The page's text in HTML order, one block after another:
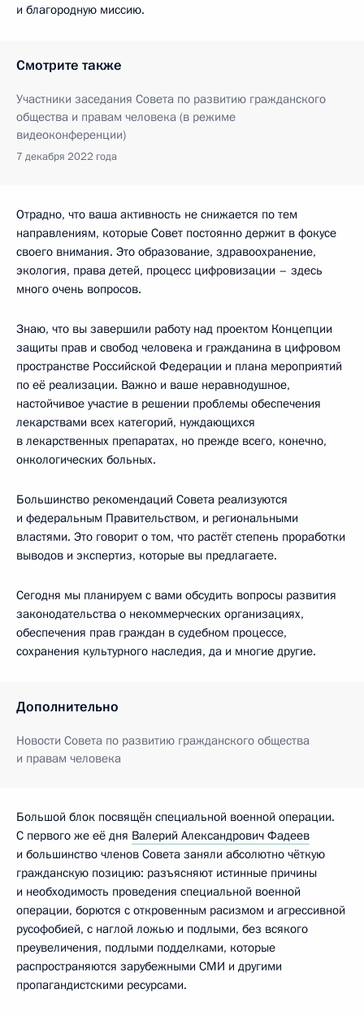
и благородную миссию.
Смотрите также
Участники заседания Совета по развитию гражданского
общества и правам человека (в режиме
видеоконференции)
7 декабря 2022 года
Отрадно, что ваша активность не снижается по тем
направлениям, которые Совет постоянно держит в фокусе
своего внимания. Это образование, здравоохранение,
экология, права детей, процесс цифровизации – здесь
много очень вопросов.
Знаю, что вы завершили работу над проектом Концепции
защиты прав и свобод человека и гражданина в цифровом
пространстве Российской Федерации и плана мероприятий
по её реализации. Важно и ваше неравнодушное,
настойчивое участие в решении проблемы обеспечения
лекарствами всех категорий, нуждающихся
в лекарственных препаратах, но прежде всего, конечно,
онкологических больных.
Большинство рекомендаций Совета реализуются
и федеральным Правительством, и региональными
властями. Это говорит о том, что растёт степень проработки
выводов и экспертиз, которые вы предлагаете.
Сегодня мы планируем с вами обсудить вопросы развития
законодательства о некоммерческих организациях,
обеспечения прав граждан в судебном процессе,
сохранения культурного наследия, да и многие другие.
Дополнительно
Новости Совета по развитию гражданского общества
и правам человека
Большой блок посвящён специальной военной операции.
С первого же её дня Валерий Александрович Фадеев
и большинство членов Совета заняли абсолютно чёткую
гражданскую позицию: разъясняют истинные причины
и необходимость проведения специальной военной
операции, борются с откровенным расизмом и агрессивной
русофобией, с наглой ложью и подлыми, без всякого
преувеличения, подлыми подделками, которые
распространяются зарубежными СМИ и другими
пропагандистскими ресурсами.